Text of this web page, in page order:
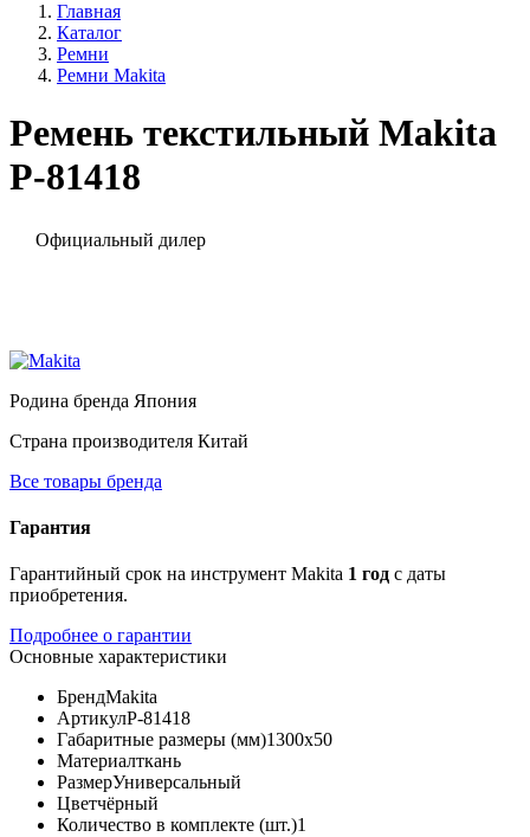
Главная
Каталог
Ремни
Ремни Makita
Ремень текстильный Makita
P-81418
Официальный дилер
Родина бренда Япония
Страна производителя Китай
Все товары бренда
Гарантия
Гарантийный срок на инструмент Makita 1 год с даты
приобретения.
Подробнее о гарантии
Основные характеристики
БрендMakita
АртикулP-81418
Габаритные размеры (мм)1300x50
Материалткань
РазмерУниверсальный
Цветчёрный
Количество в комплекте (шт.)1